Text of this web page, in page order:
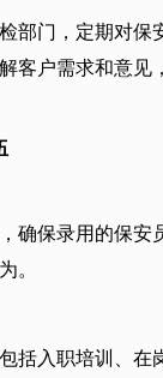
部门，定期对
客户需求和意见
确保录用的保
。
括入职培训、